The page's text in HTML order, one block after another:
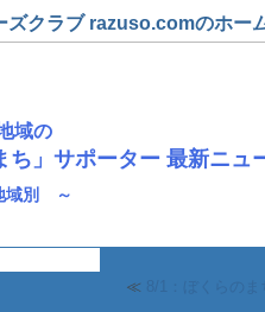
ズクラブ razuso.comのホー
域の
ち」サポーター 最新ニュ
域別 ～
≪